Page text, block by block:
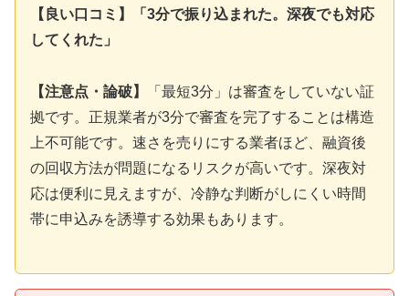
【良い口コミ】「3分で振り込まれた。深夜でも対応
してくれた」
【注意点・論破】
「最短3分」は審査をしていない証
拠です。正規業者が3分で審査を完了することは構造
上不可能です。速さを売りにする業者ほど、融資後
の回収方法が問題になるリスクが高いです。深夜対
応は便利に見えますが、冷静な判断がしにくい時間
帯に申込みを誘導する効果もあります。